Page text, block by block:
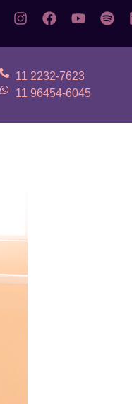
11 2232-7623
11 96454-6045